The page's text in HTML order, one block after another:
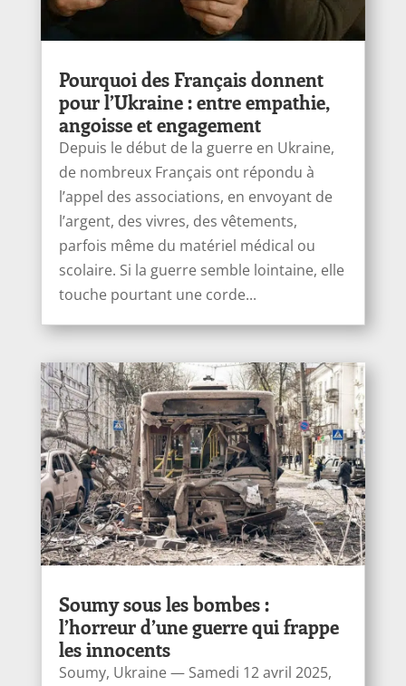
Pourquoi des Français donnent
pour l’Ukraine : entre empathie,
angoisse et engagement
Depuis le début de la guerre en Ukraine,
de nombreux Français ont répondu à
l’appel des associations, en envoyant de
l’argent, des vivres, des vêtements,
parfois même du matériel médical ou
scolaire. Si la guerre semble lointaine, elle
touche pourtant une corde...
Soumy sous les bombes :
l’horreur d’une guerre qui frappe
les innocents
Soumy, Ukraine — Samedi 12 avril 2025,